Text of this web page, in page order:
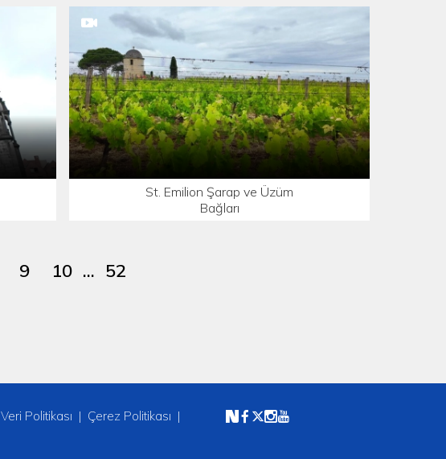
St. Emilion Şarap ve Üzüm
Bağları
9 10 ... 52
Veri Politikası
Çerez Politikası